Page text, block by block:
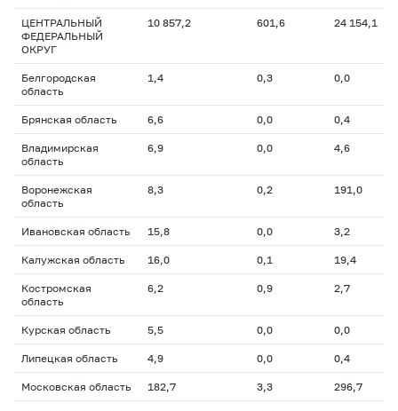
ЦЕНТРАЛЬНЫЙ
ФЕДЕРАЛЬНЫЙ
ОКРУГ
10 857,2 601,6 24 154,1
Белгородская
область
1,4 0,3 0,0
Брянская область 6,6 0,0 0,4
Владимирская
область
6,9 0,0 4,6
Воронежская
область
8,3 0,2 191,0
Ивановская область 15,8 0,0 3,2
Калужская область 16,0 0,1 19,4
Костромская
область
6,2 0,9 2,7
Курская область 5,5 0,0 0,0
Липецкая область 4,9 0,0 0,4
Московская область 182,7 3,3 296,7